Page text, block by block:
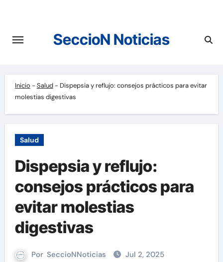
contenido
SeccioN Noticias
Inicio - Salud- Dispepsia y reflujo: consejos prácticos para evitar
molestias digestivas
Salud
Dispepsia y reflujo:
consejos prácticos para
evitar molestias
digestivas
Por SeccioNNoticias Jul 2, 2025